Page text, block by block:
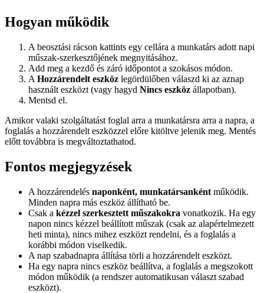
Hogyan működik
A beosztási rácson kattints egy cellára a munkatárs adott napi
műszak-szerkesztőjének megnyitásához.
Add meg a kezdő és záró időpontot a szokásos módon.
A Hozzárendelt eszköz legördülőben válaszd ki az aznap
használt eszközt (vagy hagyd Nincs eszköz állapotban).
Mentsd el.
Amikor valaki szolgáltatást foglal arra a munkatársra arra a napra, a
foglalás a hozzárendelt eszközzel előre kitöltve jelenik meg. Mentés
előtt továbbra is megváltoztathatod.
Fontos megjegyzések
A hozzárendelés naponként, munkatársanként működik.
Minden napra más eszköz állítható be.
Csak a kézzel szerkesztett műszakokra vonatkozik. Ha egy
napon nincs kézzel beállított műszak (csak az alapértelmezett
heti minta), nincs mihez eszközt rendelni, és a foglalás a
korábbi módon viselkedik.
A nap szabadnapra állítása törli a hozzárendelt eszközt.
Ha egy napra nincs eszköz beállítva, a foglalás a megszokott
módon működik (a rendszer automatikusan választ szabad
eszközt).